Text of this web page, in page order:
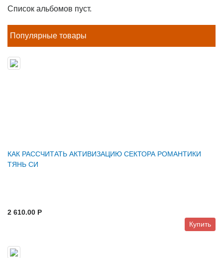
Список альбомов пуст.
Популярные товары
КАК РАССЧИТАТЬ АКТИВИЗАЦИЮ СЕКТОРА РОМАНТИКИ
ТЯНЬ СИ
2 610.00 P
Купить